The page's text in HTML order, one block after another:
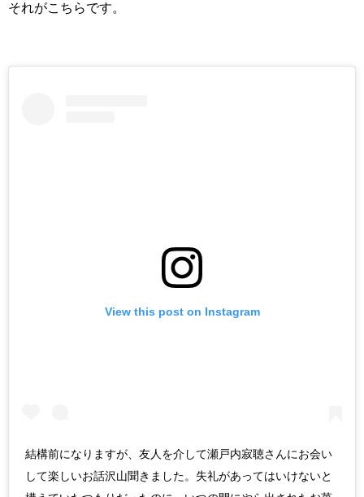
それがこちらです。
View this post on Instagram
結構前になりますが、友人を介して瀬戸内寂聴さんにお会い
して楽しいお話沢山聞きました。失礼があってはいけないと